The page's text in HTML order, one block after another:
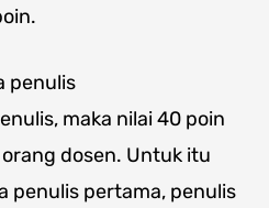
penulis
maka nilai 40 poin
dosen. Untuk itu
penulis pertama, penulis